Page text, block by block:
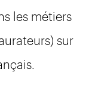
les métiers
sur